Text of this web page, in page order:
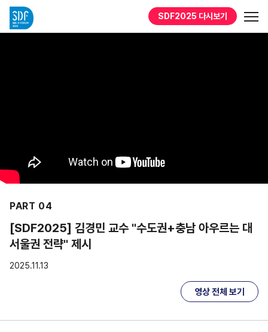
SDF2025 다시보기
PART 04
[SDF2025] 김경민 교수 "수도권+충남 아우르는 대
서울권 전략" 제시
2025.11.13
영상 전체 보기